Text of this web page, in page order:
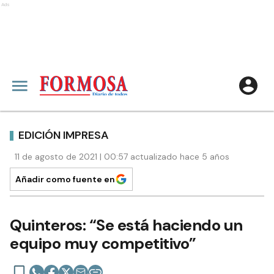
Ads
EDICIÓN IMPRESA
11 de agosto de 2021 | 00:57 actualizado hace 5 años
Añadir como fuente en
Quinteros: “Se está haciendo un
equipo muy competitivo”